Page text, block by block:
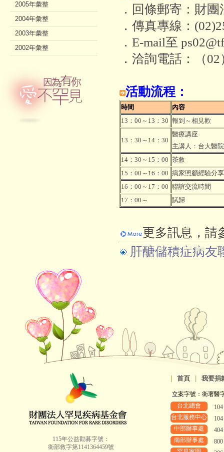
．回條郵寄：財
．傳真專線：
．E-mail至
．洽詢電話：（
活動流程：
時間
內容
13：00～13：30 報到～相見歡
13：30～14：30
醫療講座
主講人：台大醫
14：30～15：00 茶敘
15：00～16：00 病家照顧經驗分享
16：00～17：00 聯誼交流時間
17：00～
賦歸
更多訊息，請
肝醣儲積症病友
2005年彙整
2004年彙整
2003年彙整
2002年彙整
115年公益勸募字號：
衛部救字第1141364459號
首頁 我要捐
立案字號：衛署醫
台北總會
台北服務中心
中部辦事處
南部辦事處